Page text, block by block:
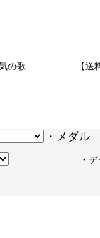
の歌
【
・
・